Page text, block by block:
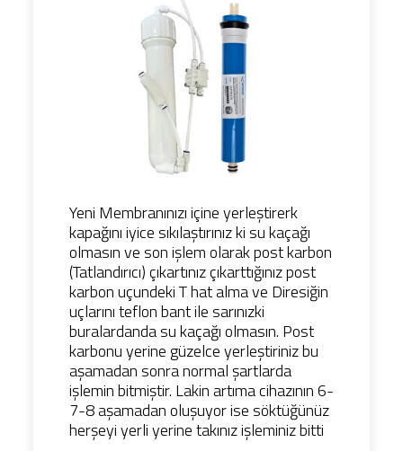
Yeni Membranınızı içine yerleştirerk
kapağını iyice sıkılaştırınız ki su kaçağı
olmasın ve son işlem olarak post karbon
(Tatlandırıcı) çıkartınız çıkarttığınız post
karbon uçundeki T hat alma ve Diresiğin
uçlarını teflon bant ile sarınızki
buralardanda su kaçağı olmasın. Post
karbonu yerine güzelce yerleştiriniz bu
aşamadan sonra normal şartlarda
işlemin bitmiştir. Lakin artıma cihazının 6-
7-8 aşamadan oluşuyor ise söktüğünüz
herşeyi yerli yerine takınız işleminiz bitti